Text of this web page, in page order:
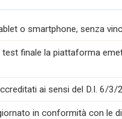
o smartphone, senza
finale la piattaforma
ai sensi del D.I. 6/
in conformità con le